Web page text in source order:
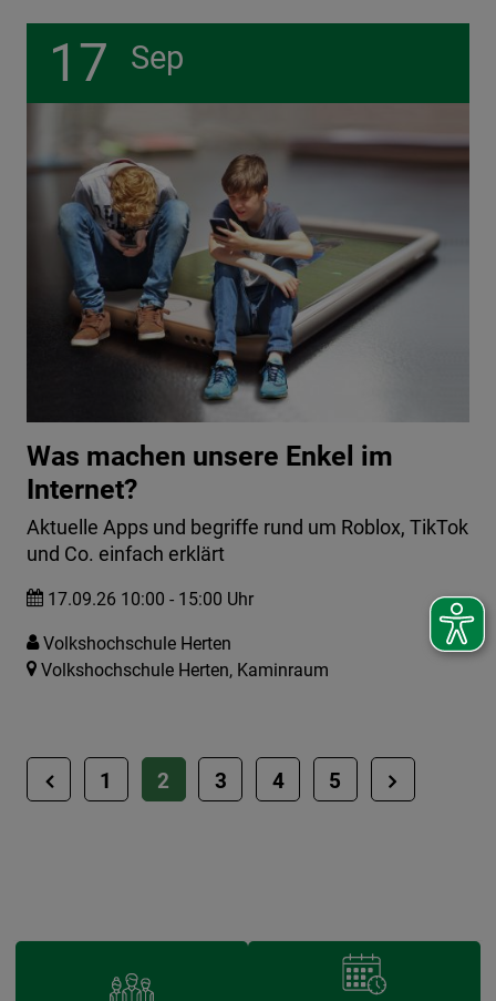
17 Sep
Was machen unsere Enkel im
Internet?
Aktuelle Apps und begriffe rund um Roblox, TikTok
und Co. einfach erklärt
17.09.26 10:00 - 15:00 Uhr
Volkshochschule Herten
Volkshochschule Herten, Kaminraum
1 2 3 4 5